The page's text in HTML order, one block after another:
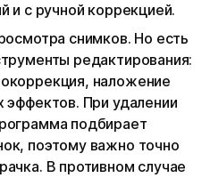
и с ручной коррекцией.
снимков. Но есть
редактирования:
наложение
эффектов. При удалении
подбирает
поэтому важно точно
В противном случае